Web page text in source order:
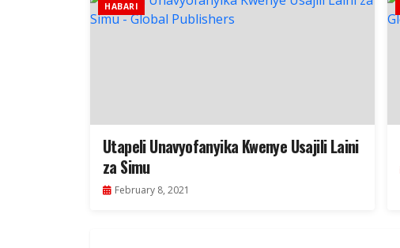
HABARI
Utapeli Unavyofanyika Kwenye Usajili Laini
za Simu
February 8, 2021